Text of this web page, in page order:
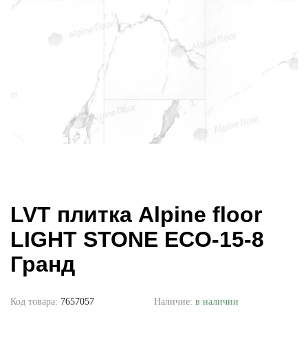
LVT плитка Alpine floor
LIGHT STONE ECO-15-8
Гранд
Код товара: 7657057 Наличие: в наличии